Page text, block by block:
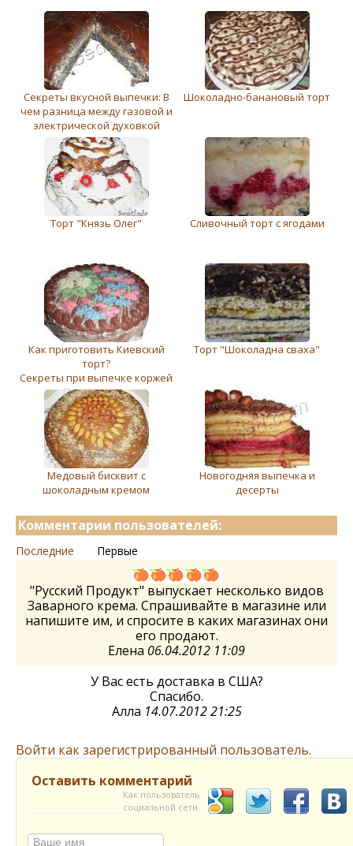
Секреты вкусной выпечки: В
чем разница между газовой и
электрической духовкой
Шоколадно-банановый торт
Торт "Князь Олег" Сливочный торт с ягодами
Как приготовить Киевский
торт?
Cекреты при выпечке коржей
для Киевского торта
Торт "Шоколадна сваха"
Медовый бисквит с
шоколадным кремом
Новогодняя выпечка и
десерты
Комментарии пользователей:
Последние Первые
"Русский Продукт" выпускает несколько видов
Заварного крема. Спрашивайте в магазине или
напишите им, и спросите в каких магазинах они
его продают.
Елена 06.04.2012 11:09
У Вас есть доставка в США?
Спасибо.
Алла 14.07.2012 21:25
Войти как зарегистрированный пользователь.
Оставить комментарий
Как пользователь
социальной сети